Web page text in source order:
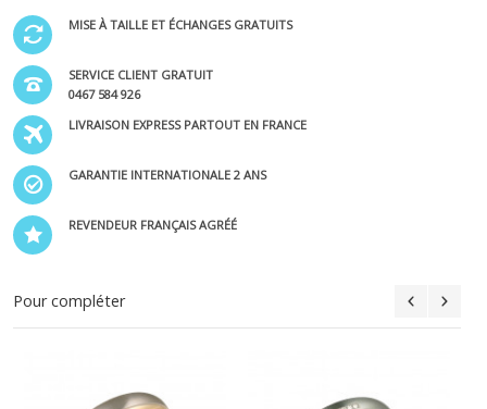
MISE À TAILLE ET ÉCHANGES GRATUITS
SERVICE CLIENT GRATUIT
0467 584 926
LIVRAISON EXPRESS PARTOUT EN FRANCE
GARANTIE INTERNATIONALE 2 ANS
REVENDEUR FRANÇAIS AGRÉÉ
Pour compléter